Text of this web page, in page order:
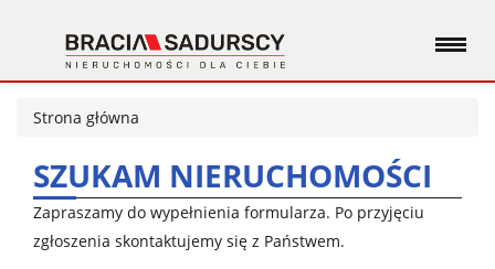
Strona główna
SZUKAM NIERUCHOMOŚCI
Zapraszamy do wypełnienia formularza. Po przyjęciu
zgłoszenia skontaktujemy się z Państwem.